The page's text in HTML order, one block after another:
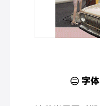
㊁ 字